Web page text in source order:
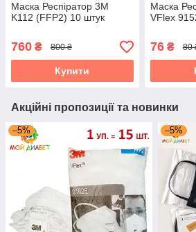
Маска Респіратор 3М
K112 (FFP2) 10 штук
760 ₴ 800 ₴
Купити
Маска
VFlex
76₴ 80
Акційні пропозиції та новинки
–5% –5%